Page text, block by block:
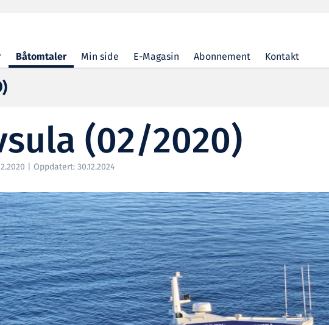
Båtomtaler Min side E-Magasin Abonnement Kontakt
(02/2020)
| Oppdatert: 30.12.2024